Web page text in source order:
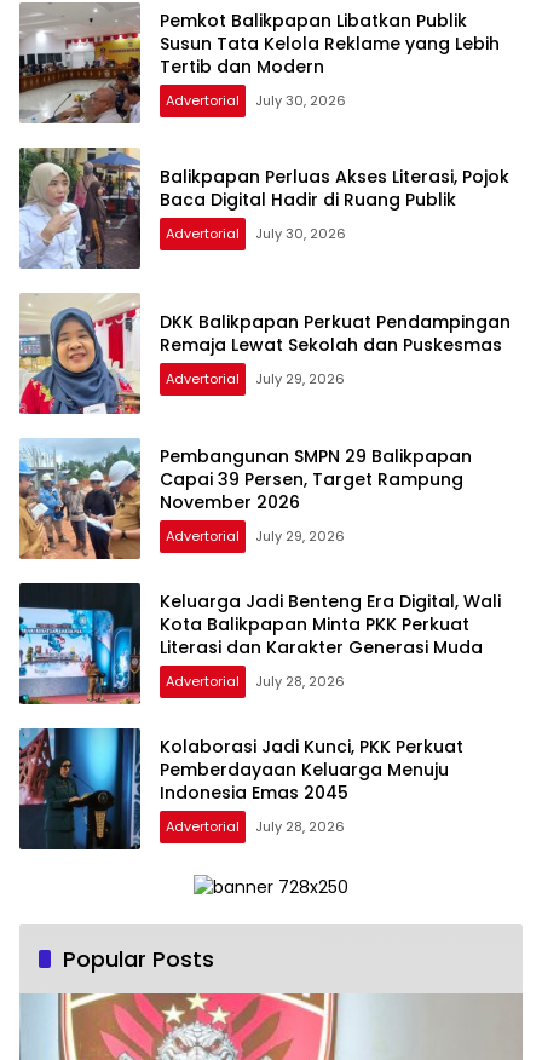
Pemkot Balikpapan Libatkan Publik
Susun Tata Kelola Reklame yang Lebih
Tertib dan Modern
Advertorial July 30, 2026
Balikpapan Perluas Akses Literasi, Pojok
Baca Digital Hadir di Ruang Publik
Advertorial July 30, 2026
DKK Balikpapan Perkuat Pendampingan
Remaja Lewat Sekolah dan Puskesmas
Advertorial July 29, 2026
Pembangunan SMPN 29 Balikpapan
Capai 39 Persen, Target Rampung
November 2026
Advertorial July 29, 2026
Keluarga Jadi Benteng Era Digital, Wali
Kota Balikpapan Minta PKK Perkuat
Literasi dan Karakter Generasi Muda
Advertorial July 28, 2026
Kolaborasi Jadi Kunci, PKK Perkuat
Pemberdayaan Keluarga Menuju
Indonesia Emas 2045
Advertorial July 28, 2026
Popular Posts